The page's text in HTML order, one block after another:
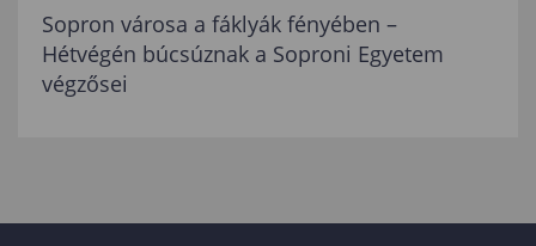
Sopron városa a fáklyák fényében –
Hétvégén búcsúznak a Soproni Egyetem
végzősei